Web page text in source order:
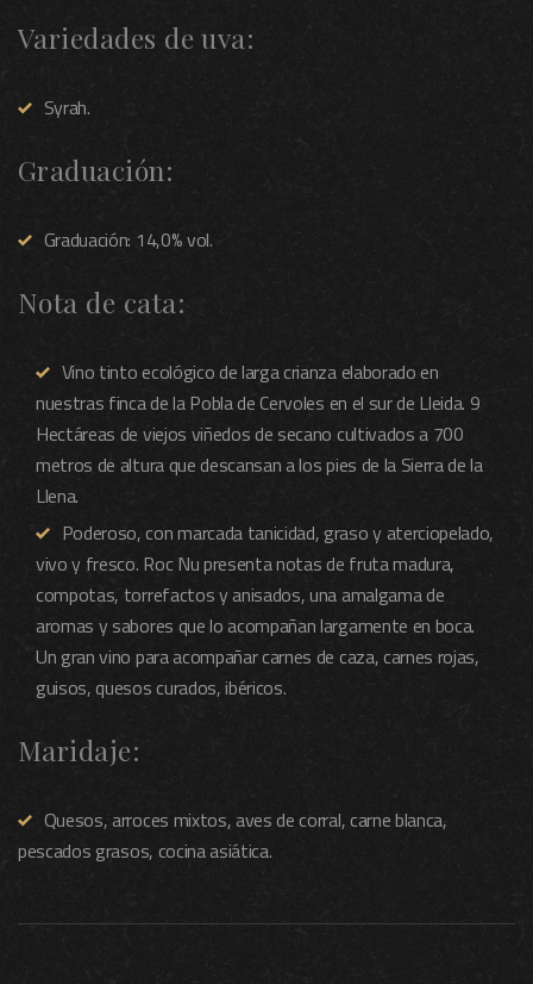
Variedades de uva:
Syrah.
Graduación:
Graduación: 14,0% vol.
Nota de cata:
Vino tinto ecológico de larga crianza elaborado en
nuestras finca de la Pobla de Cervoles en el sur de Lleida. 9
Hectáreas de viejos viñedos de secano cultivados a 700
metros de altura que descansan a los pies de la Sierra de la
Llena.
Poderoso, con marcada tanicidad, graso y aterciopelado,
vivo y fresco. Roc Nu presenta notas de fruta madura,
compotas, torrefactos y anisados, una amalgama de
aromas y sabores que lo acompañan largamente en boca.
Un gran vino para acompañar carnes de caza, carnes rojas,
guisos, quesos curados, ibéricos.
Maridaje:
Quesos, arroces mixtos, aves de corral, carne blanca,
pescados grasos, cocina asiática.